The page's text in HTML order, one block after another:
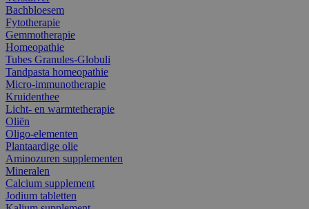
Bachbloesem
Fytotherapie
Gemmotherapie
Homeopathie
Tubes Granules-Globuli
Tandpasta homeopathie
Micro-immunotherapie
Kruidenthee
Licht- en warmtetherapie
Oliën
Oligo-elementen
Plantaardige olie
Aminozuren supplementen
Mineralen
Calcium supplement
Jodium tabletten